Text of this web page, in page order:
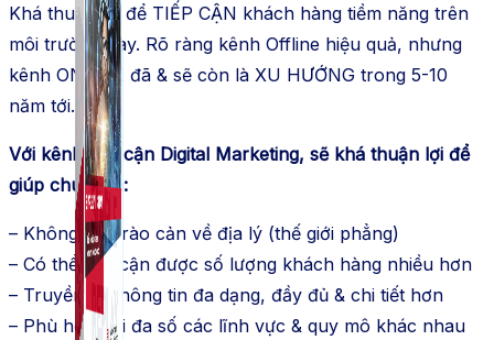
Khá thuận lợi để TIẾP CẬN khách hàng tiềm năng trên
môi trường này. Rõ ràng kênh Offline hiệu quả, nhưng
kênh ONLINE đã & sẽ còn là XU HƯỚNG trong 5-10
năm tới.
Với kênh tiếp cận Digital Marketing, sẽ khá thuận lợi để
giúp chúng ta:
– Không còn rào cản về địa lý (thế giới phẳng)
– Có thể tiếp cận được số lượng khách hàng nhiều hơn
– Truyền tải thông tin đa dạng, đầy đủ & chi tiết hơn
– Phù hợp với đa số các lĩnh vực & quy mô khác nhau